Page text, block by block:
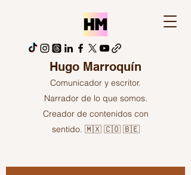
Hugo Marroquín
Comunicador y escritor.
Narrador de lo que somos.
Creador de contenidos con
sentido. 🇲🇽 🇨🇴 🇧🇪